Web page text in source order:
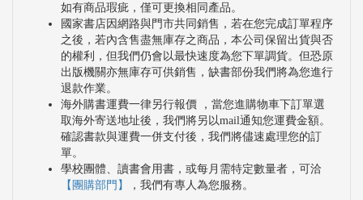
如有商品瑕疵，僅可更換相同產品。
國家書店因網路與門市共同銷售，若在您完成訂單程序
之後，若內含售盡無庫存之商品，本公司保留出貨與否
的權利，但我們仍會以最快速度為您下單調貨。但恐原
出版機關亦無庫存可供銷售，缺書部份我們將為您進行
退款作業。
海外購書運費一律另行報價 ，當您進購物車下訂單選
取海外寄送地址後，我們將另以mail通知您運費金額。
確認書款與運費一併支付後，我們將儘速處理您的訂
單。
學校團體、讀書會用書，或每月需特定數量者，可洽
【團購部門】
，我們有專人為您服務。